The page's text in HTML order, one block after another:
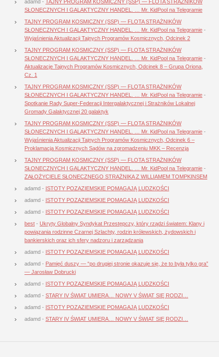
adamd -
TAJNY PROGRAM KOSMICZNY (SSP) — FLOTA STRAŻNIKÓW
SŁONECZNYCH I GALAKTYCZNY HANDEL. … Mr. KidPool na Telegramie
TAJNY PROGRAM KOSMICZNY (SSP) — FLOTA STRAŻNIKÓW
SŁONECZNYCH I GALAKTYCZNY HANDEL. … Mr. KidPool na Telegramie -
Wyjaśnienia Aktualizacji Tajnych Programów Kosmicznych, Odcinek 2
TAJNY PROGRAM KOSMICZNY (SSP) — FLOTA STRAŻNIKÓW
SŁONECZNYCH I GALAKTYCZNY HANDEL. … Mr. KidPool na Telegramie -
Aktualizacje Tajnych Programów Kosmicznych, Odcinek 8 – Grupa Oriona,
Cz. 1
TAJNY PROGRAM KOSMICZNY (SSP) — FLOTA STRAŻNIKÓW
SŁONECZNYCH I GALAKTYCZNY HANDEL. … Mr. KidPool na Telegramie -
Spotkanie Rady Super-Federacji Intergalaktycznej i Strażników Lokalnej
Gromady Galaktycznej 20 galaktyk
TAJNY PROGRAM KOSMICZNY (SSP) — FLOTA STRAŻNIKÓW
SŁONECZNYCH I GALAKTYCZNY HANDEL. … Mr. KidPool na Telegramie -
Wyjaśnienia Aktualizacji Tajnych Programów Kosmicznych, Odcinek 6 –
Proklamacja Kosmicznych Sądów na zgromadzeniu MKK – Recenzja
TAJNY PROGRAM KOSMICZNY (SSP) — FLOTA STRAŻNIKÓW
SŁONECZNYCH I GALAKTYCZNY HANDEL. … Mr. KidPool na Telegramie -
ZAŁOŻYCIELE SŁONECZNEGO STRAŻNIKA Z WILLIAMEM TOMPKINSEM
adamd - ISTOTY POZAZIEMSKIE POMAGAJĄ LUDZKOŚCI
adamd - ISTOTY POZAZIEMSKIE POMAGAJĄ LUDZKOŚCI
adamd - ISTOTY POZAZIEMSKIE POMAGAJĄ LUDZKOŚCI
best - Ukryty Globalny Syndykat Przestępczy, który rządzi światem: Klany i
powiązania rodzinne Czarnej Szlachty, rodzin królewskich, żydowskich i
bankierskich oraz ich sfery nadzoru i zarządzania
adamd - ISTOTY POZAZIEMSKIE POMAGAJĄ LUDZKOŚCI
adamd - Pamięć duszy — “po drugiej stronie okazuje się, że to była tylko gra”
— Jarosław Dobrucki
adamd - ISTOTY POZAZIEMSKIE POMAGAJĄ LUDZKOŚCI
adamd - STARY IV ŚWIAT UMIERA… NOWY V ŚWIAT SIĘ RODZI…
adamd - ISTOTY POZAZIEMSKIE POMAGAJĄ LUDZKOŚCI
adamd - STARY IV ŚWIAT UMIERA… NOWY V ŚWIAT SIĘ RODZI…